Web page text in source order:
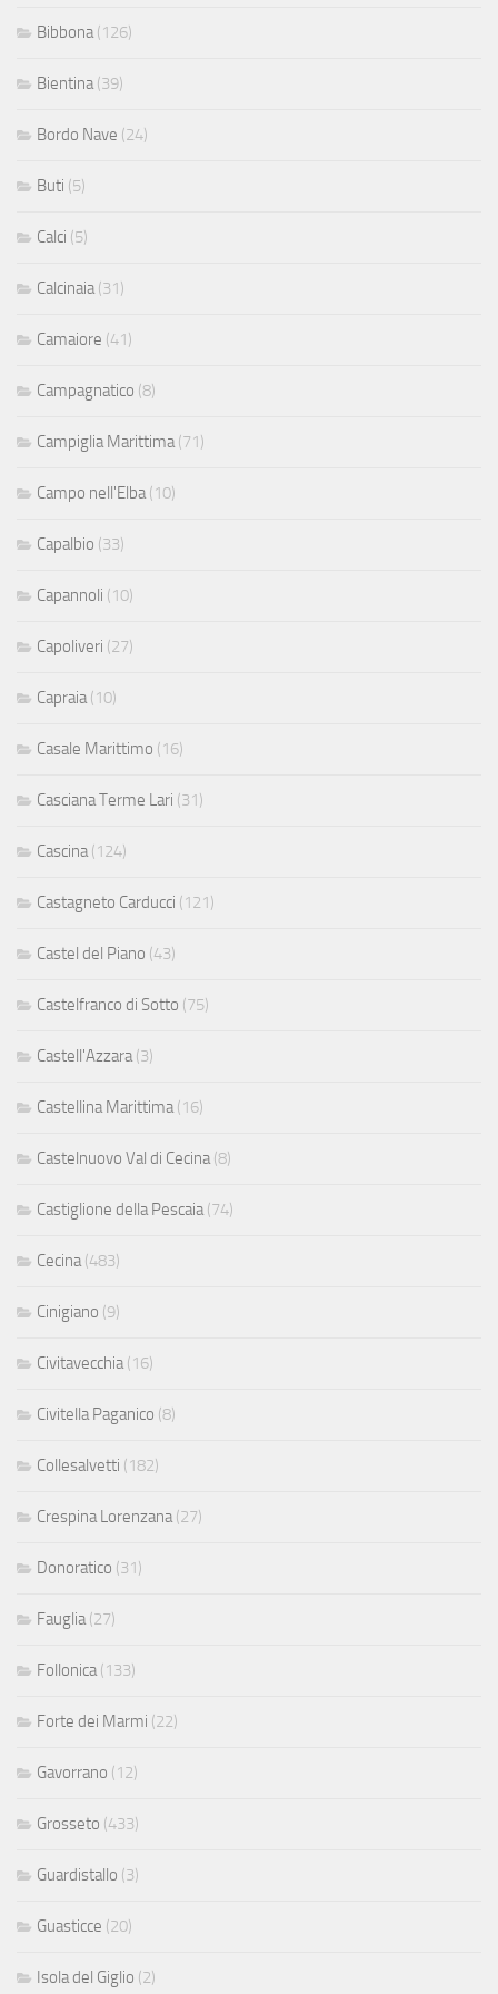
Bibbona (126)
Bientina (39)
Bordo Nave (24)
Buti (5)
Calci (5)
Calcinaia (31)
Camaiore (41)
Campagnatico (8)
Campiglia Marittima (71)
Campo nell'Elba (10)
Capalbio (33)
Capannoli (10)
Capoliveri (27)
Capraia (10)
Casale Marittimo (16)
Casciana Terme Lari (31)
Cascina (124)
Castagneto Carducci (121)
Castel del Piano (43)
Castelfranco di Sotto (75)
Castell'Azzara (3)
Castellina Marittima (16)
Castelnuovo Val di Cecina (8)
Castiglione della Pescaia (74)
Cecina (483)
Cinigiano (9)
Civitavecchia (16)
Civitella Paganico (8)
Collesalvetti (182)
Crespina Lorenzana (27)
Donoratico (31)
Fauglia (27)
Follonica (133)
Forte dei Marmi (22)
Gavorrano (12)
Grosseto (433)
Guardistallo (3)
Guasticce (20)
Isola del Giglio (2)